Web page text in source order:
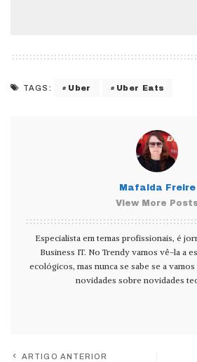
TAGS: Uber Uber Eats
Mafalda Freire
View More
Especialista em temas profissionais, é
Business IT. No Trendy vamos vê-la a
ecológicos, mas nunca se sabe se a
novidades sobre novidades
ARTIGO ANTERIOR